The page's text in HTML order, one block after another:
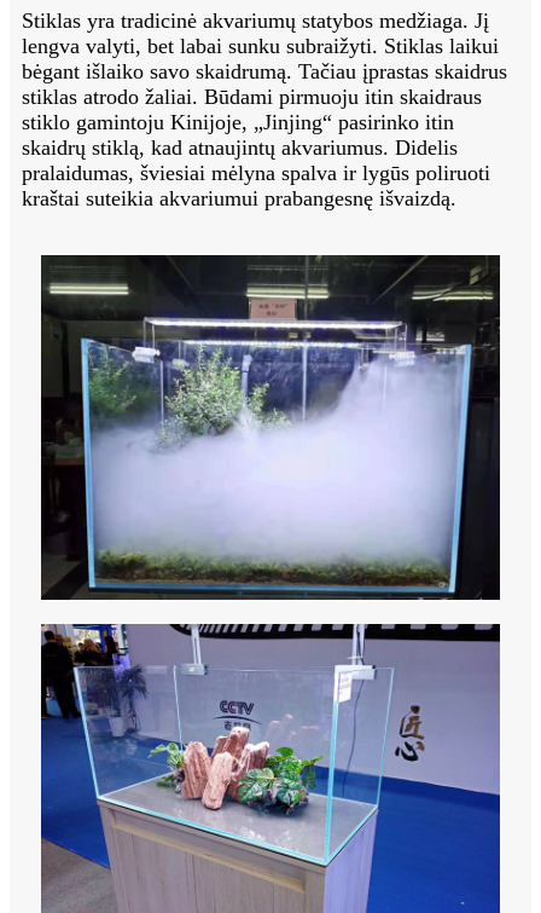
Stiklas yra tradicinė akvariumų statybos medžiaga. Jį
lengva valyti, bet labai sunku subraižyti. Stiklas laikui
bėgant išlaiko savo skaidrumą. Tačiau įprastas skaidrus
stiklas atrodo žaliai. Būdami pirmuoju itin skaidraus
stiklo gamintoju Kinijoje, „Jinjing“ pasirinko itin
skaidrų stiklą, kad atnaujintų akvariumus. Didelis
pralaidumas, šviesiai mėlyna spalva ir lygūs poliruoti
kraštai suteikia akvariumui prabangesnę išvaizdą.